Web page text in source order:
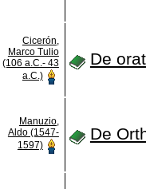
Cicerón,
Marco Tulio
(106 a.C.- 43
a.C.)
De
Manuzio,
Aldo (1547-
1597)
De